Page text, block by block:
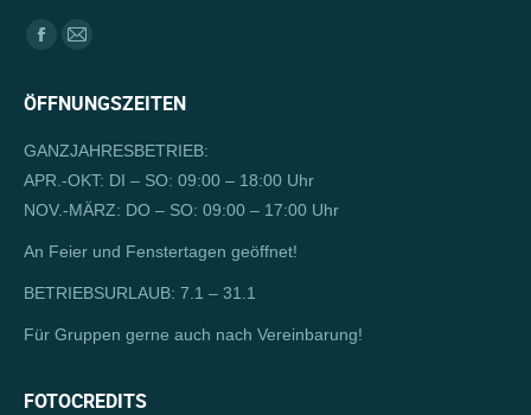
Finden Sie uns auf:
Facebook
opens
in
new
window
E-
page
opens
in
new
ÖFFNUNGSZEITEN
GANZJAHRESBETRIEB:
APR.-OKT: DI – SO: 09:00 – 18:00 Uhr
NOV.-MÄRZ: DO – SO: 09:00 – 17:00 Uhr
An Feier und Fenstertagen geöffnet!
BETRIEBSURLAUB: 7.1 – 31.1
Für Gruppen gerne auch nach Vereinbarung!
FOTOCREDITS